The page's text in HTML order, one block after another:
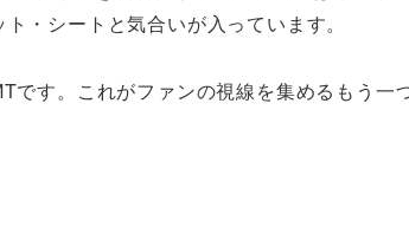
・シートと気合いが入っています。
す。これがファンの視線を集めるもう一